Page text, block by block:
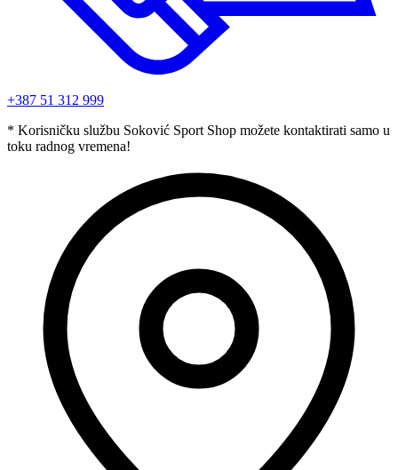
+387 51 312 999
* Korisničku službu Soković Sport Shop možete kontaktirati samo u
toku radnog vremena!